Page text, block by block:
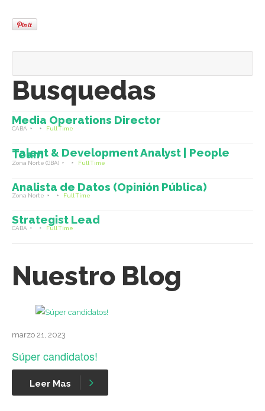
Busquedas
Media Operations Director
CABA Full Time
Talent & Development Analyst | People
Team
Zona Norte (GBA) Full Time
Analista de Datos (Opinión Pública)
Zona Norte Full Time
Strategist Lead
CABA Full Time
Nuestro Blog
marzo 21, 2023
Súper candidatos!
Leer Mas